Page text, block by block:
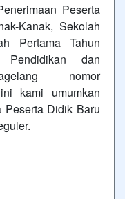
Peserta
Kanak, Sekolah
Pertama Tahun
dan
nomor
kami umumkan
Didik Baru